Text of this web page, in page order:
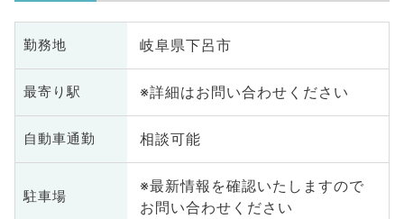
勤務地 岐阜県下呂市
最寄り駅 ※詳細はお問い合わせください
自動車通勤 相談可能
駐車場
※最新情報を確認いたしますので
お問い合わせください